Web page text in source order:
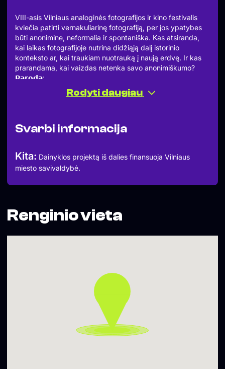
VIII-asis Vilniaus analoginės fotografijos ir kino festivalis
kviečia patirti vernakuliarinę fotografiją, per jos ypatybes
būti anonimine, neformalia ir spontaniška. Kas atsiranda,
kai laikas fotografijoje nutrina didžiąją dalį istorinio
konteksto ar, kai traukiam nuotrauką į naują erdvę. Ir kas
prarandama, kai vaizdas netenka savo anonimiškumo?
𝗣𝗮𝗿𝗼𝗱𝗮:
„Estradà“ (II.a.), Vilniaus g. 22, II-VII 14-19 val.
Atidarymas Rugpjūčio 28 d. 18 val. „Estradà“
CHARLOTTE NICOLE VICTORIA
KIPRAS DUBAUSKAS IR PETRAS OLŠAUSKAS
EGLĖ ČINIKĖ
LAISVĖ LINKUTĖ
ŽIVILĖ BUTVILAITĖ
𝗙𝗲𝘀𝘁𝗶𝘃𝗮𝗹𝗶𝗼 𝗼𝗿𝗴𝗮𝗻𝗶𝘇𝗮𝘁𝗼𝗿𝗶𝗮𝗶:
Vilniaus analoginės fotografijos ir kino festivalis, Kirtimų
Estradà, Vilniaus miesto savivaldybė, šuplėda
Rodyti daugiau
Svarbi informacija
Kita: Dainyklos projektą iš dalies finansuoja Vilniaus
miesto savivaldybė.
Renginio vieta